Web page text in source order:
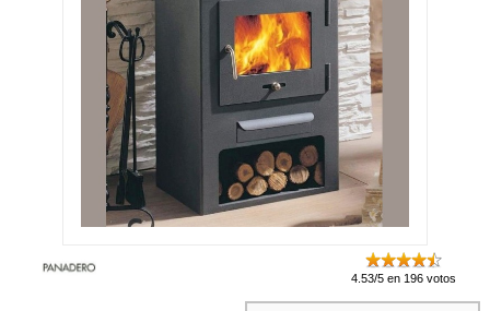
4.53/5 en 196 votos